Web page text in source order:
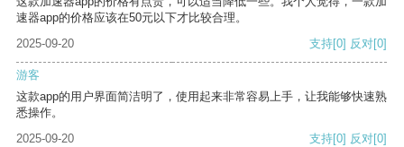
速器app的价格应该在50元以下才比较合理。
2025-09-20
支持[0] 反对[0]
游客
这款app的用户界面简洁明了，使用起来非常容易上手，让我能够快速熟
悉操作。
2025-09-20
支持[0] 反对[0]